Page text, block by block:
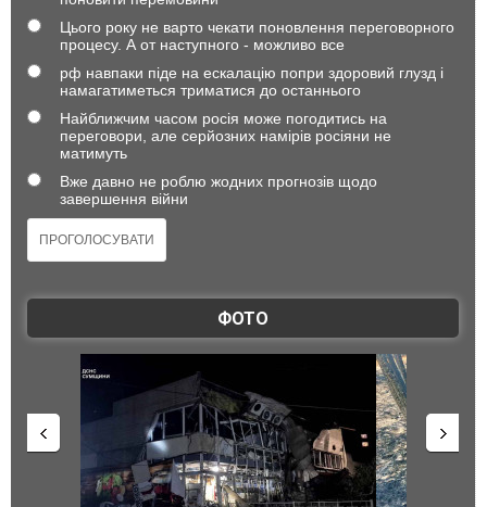
Цього року не варто чекати поновлення переговорного
процесу. А от наступного - можливо все
рф навпаки піде на ескалацію попри здоровий глузд і
намагатиметься триматися до останнього
Найближчим часом росія може погодитись на
переговори, але серйозних намірів росіяни не
матимуть
Вже давно не роблю жодних прогнозів щодо
завершення війни
ФОТО